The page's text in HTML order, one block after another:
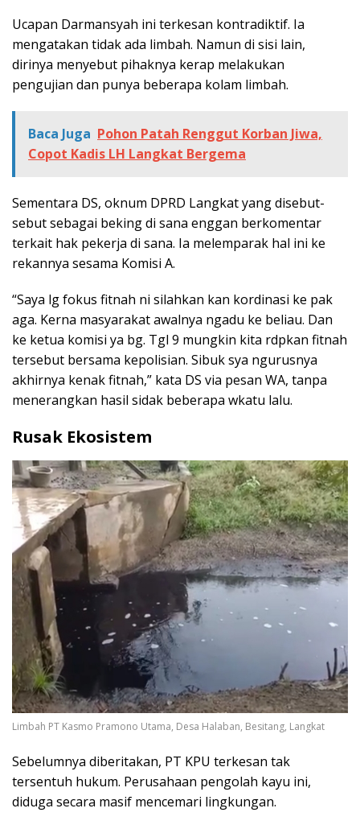
Ucapan Darmansyah ini terkesan kontradiktif. Ia
mengatakan tidak ada limbah. Namun di sisi lain,
dirinya menyebut pihaknya kerap melakukan
pengujian dan punya beberapa kolam limbah.
Baca Juga Pohon Patah Renggut Korban Jiwa,
Copot Kadis LH Langkat Bergema
Sementara DS, oknum DPRD Langkat yang disebut-
sebut sebagai beking di sana enggan berkomentar
terkait hak pekerja di sana. Ia melemparak hal ini ke
rekannya sesama Komisi A.
“Saya lg fokus fitnah ni silahkan kan kordinasi ke pak
aga. Kerna masyarakat awalnya ngadu ke beliau. Dan
ke ketua komisi ya bg. Tgl 9 mungkin kita rdpkan fitnah
tersebut bersama kepolisian. Sibuk sya ngurusnya
akhirnya kenak fitnah,” kata DS via pesan WA, tanpa
menerangkan hasil sidak beberapa wkatu lalu.
Rusak Ekosistem
Limbah PT Kasmo Pramono Utama, Desa Halaban, Besitang, Langkat
Sebelumnya diberitakan, PT KPU terkesan tak
tersentuh hukum. Perusahaan pengolah kayu ini,
diduga secara masif mencemari lingkungan.